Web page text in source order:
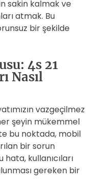
sakin kalmak ve
atmak. Bu
bir şekilde
4s 21
Nasıl
vazgeçilmez
şeyin mükemmel
bu noktada, mobil
bir sorun
hata, kullanıcıları
gereken bir